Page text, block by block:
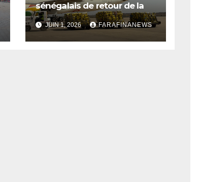
sénégalais de retour de la
Mecque saluent les
innovations d’Air Sénégal SA
JUIN 1, 2026 FARAFINANEWS